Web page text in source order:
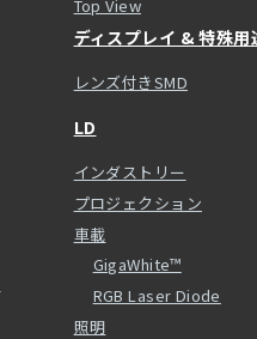
Top View
ディスプレイ & 特殊用
レンズ付きSMD
LD
インダストリー
プロジェクション
車載
GigaWhite™
RGB Laser Diode
照明